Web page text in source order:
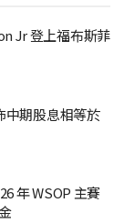
Jr 登上福布斯菲
中期股息相等於
年 WSOP 主賽